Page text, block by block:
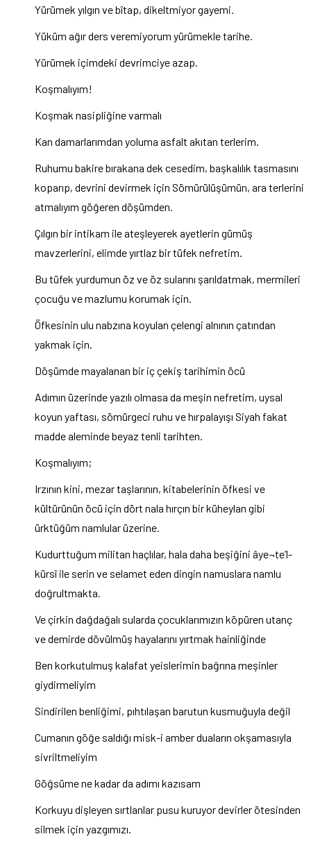
Yürümek yılgın ve bîtap, dikeltmiyor gayemi.
Yüküm ağır ders veremiyorum yürümekle tarihe.
Yürümek içimdeki devrimciye azap.
Koşmalıyım!
Koşmak nasipliğine varmalı
Kan damarlarımdan yoluma asfalt akıtan terlerim.
Ruhumu bakire bırakana dek cesedim, başkalılık tasmasını
koparıp, devrini devirmek için Sömürülüşümün, ara terlerini
atmalıyım göğeren döşümden.
Çılgın bir intikam ile ateşleyerek ayetlerin gümüş
mavzerlerini, elimde yırtlaz bir tüfek nefretim.
Bu tüfek yurdumun öz ve öz sularını şarıldatmak, mermileri
çocuğu ve mazlumu korumak için.
Öfkesinin ulu nabzına koyulan çelengi alnının çatından
yakmak için.
Döşümde mayalanan bir iç çekiş tarihimin öcü
Adımın üzerinde yazılı olmasa da meşin nefretim, uysal
koyun yaftası, sömürgeci ruhu ve hırpalayışı Siyah fakat
madde aleminde beyaz tenli tarihten.
Koşmalıyım;
Irzının kini, mezar taşlarının, kitabelerinin öfkesi ve
kültürünün öcü için dört nala hırçın bir küheylan gibi
ürktüğüm namlular üzerine.
Kudurttuğum militan haçlılar, hala daha beşiğini âye¬te’l-
kürsî ile serin ve selamet eden dingin namuslara namlu
doğrultmakta.
Ve çirkin dağdağalı sularda çocuklarımızın köpüren utanç
ve demirde dövülmüş hayalarını yırtmak hainliğinde
Ben korkutulmuş kalafat yeislerimin bağrına meşinler
giydirmeliyim
Sindirilen benliğimi, pıhtılaşan barutun kusmuğuyla değil
Cumanın göğe saldığı misk-i amber duaların okşamasıyla
sivriltmeliyim
Göğsüme ne kadar da adımı kazısam
Korkuyu dişleyen sırtlanlar pusu kuruyor devirler ötesinden
silmek için yazgımızı.